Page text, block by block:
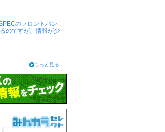
のフロントバン
のですが、情報が少
もっと見る